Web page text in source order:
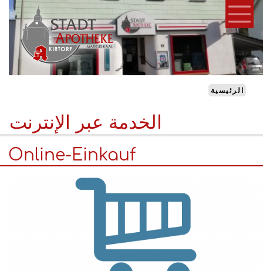
تجاوز
إلى
المحتوى
الرئيسي
الرئيسية
الخدمة عبر الإنترنت
Online-Einkauf